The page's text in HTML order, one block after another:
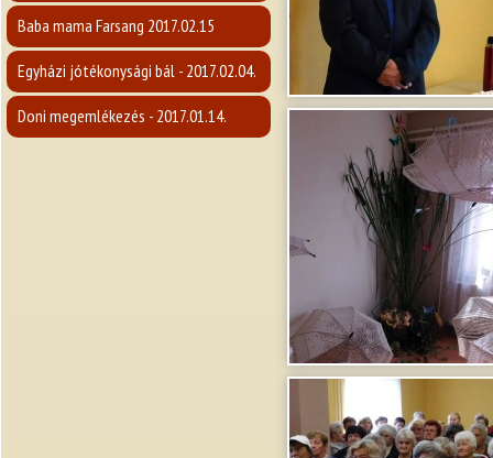
Baba mama Farsang 2017.02.15
Egyházi jótékonysági bál - 2017.02.04.
Doni megemlékezés - 2017.01.14.